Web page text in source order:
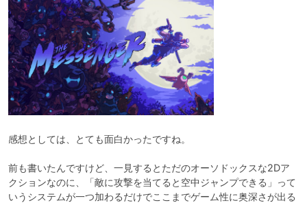
感想としては、とても面白かったですね。
前も書いたんですけど、一見するとただのオーソドックスな2Dア
クションなのに、「敵に攻撃を当てると空中ジャンプできる」って
いうシステムが一つ加わるだけでここまでゲーム性に奥深さが出る